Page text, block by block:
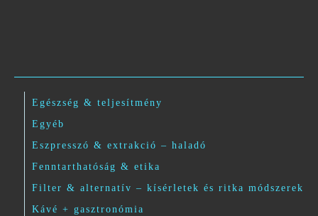
Egészség & teljesítmény
Egyéb
Eszpresszó & extrakció – haladó
Fenntarthatóság & etika
Filter & alternatív – kísérletek és ritka módszerek
Kávé + gasztronómia